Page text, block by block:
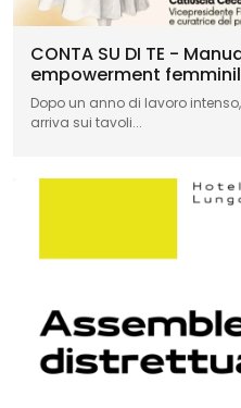
CONTA SU DI TE -
empowerment
Dopo un anno di lavoro
arriva sui tavoli...